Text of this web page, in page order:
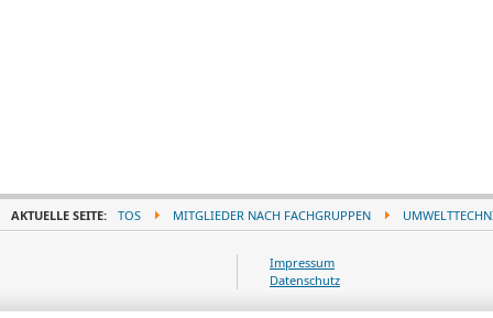
AKTUELLE SEITE: TOS MITGLIEDER NACH FACHGRUPPEN
Impressum
Datenschutz